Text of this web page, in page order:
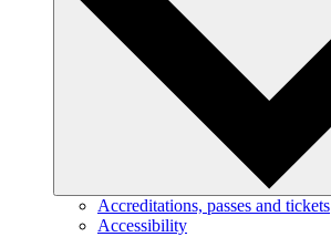
Accreditations, passes and tickets
Accessibility